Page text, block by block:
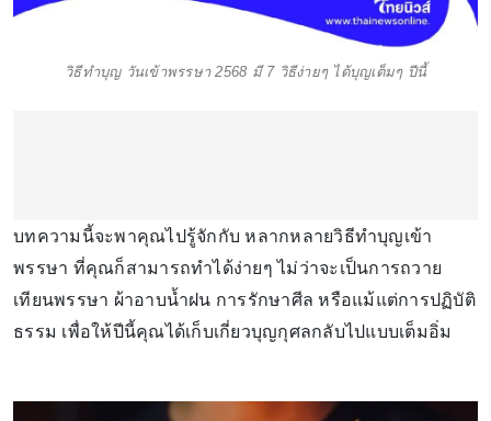
วิธีทำบุญ วันเข้าพรรษา 2568 มี 7 วิธีง่ายๆ ได้บุญเต็มๆ ปีนี้
บทความนี้จะพาคุณไปรู้จักกับ หลากหลายวิธีทำบุญเข้า
พรรษา ที่คุณก็สามารถทำได้ง่ายๆ ไม่ว่าจะเป็นการถวาย
เทียนพรรษา ผ้าอาบน้ำฝน การรักษาศีล หรือแม้แต่การปฏิบัติ
ธรรม เพื่อให้ปีนี้คุณได้เก็บเกี่ยวบุญกุศลกลับไปแบบเต็มอิ่ม